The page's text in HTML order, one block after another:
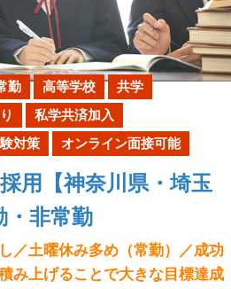
勤 高等学校
共学
私学共済加入
対策
オンライン面接可能
用【神奈川県・埼玉
・非常勤
／土曜休み多め（常勤）／成功
み上げることで大きな目標達成